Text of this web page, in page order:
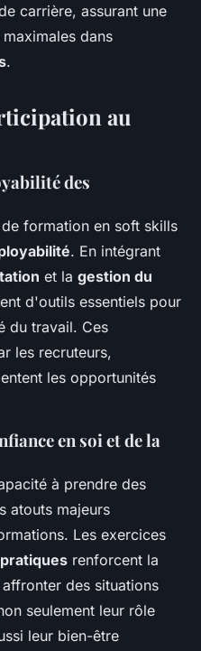
carrière, assurant une
dans
.
au
des
formation en soft skills
. En intégrant
et la gestion du
d'outils essentiels pour
du travail. Ces
les recruteurs,
les opportunités
en soi et de la
à prendre des
atouts majeurs
Les exercices
renforcent la
des situations
seulement leur rôle
leur bien-être